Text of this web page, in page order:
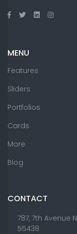
MENU
Features
Sliders
Portfolios
Cards
More
Blog
CONTACT
787, 7th Avenue
55438